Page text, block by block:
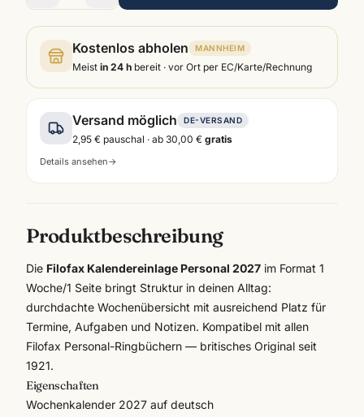
Kostenlos abholen MANNHEIM
Meist in 24 h bereit · vor Ort per EC/Karte/Rechnung
Versand möglich DE-VERSAND
2,95 € pauschal · ab 30,00 € gratis
Details ansehen→
Produktbeschreibung
Die Filofax Kalendereinlage Personal 2027 im Format 1
Woche/1 Seite bringt Struktur in deinen Alltag:
durchdachte Wochenübersicht mit ausreichend Platz für
Termine, Aufgaben und Notizen. Kompatibel mit allen
Filofax Personal-Ringbüchern — britisches Original seit
1921.
Eigenschaften
Wochenkalender 2027 auf deutsch